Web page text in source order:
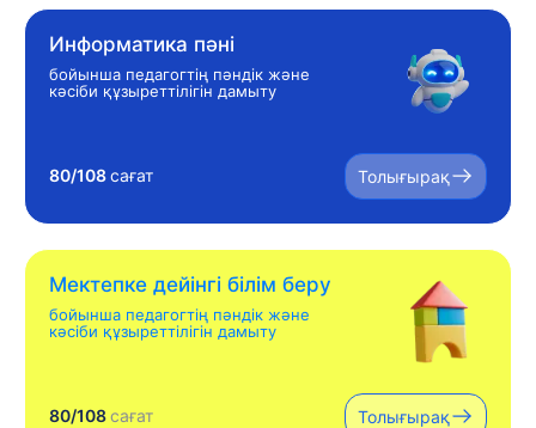
Информатика пәні
бойынша педагогтің пәндік және
кәсіби құзыреттілігін дамыту
80/108сағат Толығырақ
Мектепке дейінгі білім беру
бойынша педагогтің пәндік және
кәсіби құзыреттілігін дамыту
80/108сағат Толығырақ